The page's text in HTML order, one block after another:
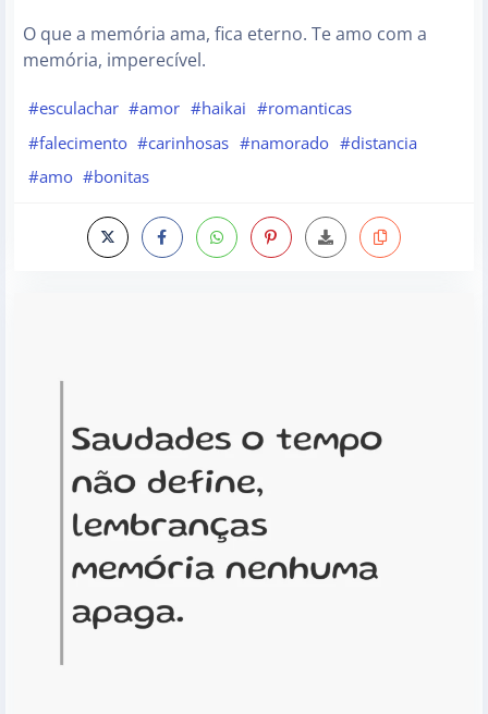
O que a memória ama, fica eterno. Te amo com a
memória, imperecível.
#esculachar #amor #haikai #romanticas
#falecimento #carinhosas #namorado #distancia
#amo #bonitas